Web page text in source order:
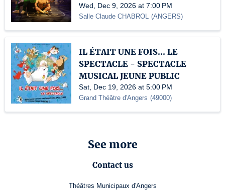
Wed, Dec 9, 2026 at 7:00 PM
Salle Claude CHABROL (ANGERS)
IL ÉTAIT UNE FOIS... LE
SPECTACLE - SPECTACLE
MUSICAL JEUNE PUBLIC
Sat, Dec 19, 2026 at 5:00 PM
Grand Théâtre d'Angers (49000)
See more
Contact us
Théâtres Municipaux d'Angers